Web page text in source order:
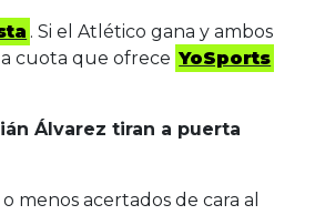
. Si el Atlético gana y ambos
cuota que ofrece YoSports
Álvarez tiran a puerta
menos acertados de cara al